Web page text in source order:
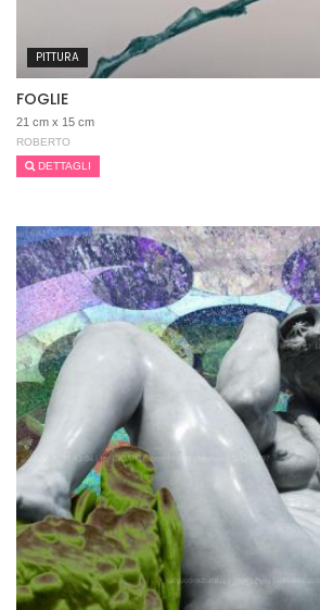
PITTURA
FOGLIE
21 cm x 15 cm
ROBERTO
DETTAGLI